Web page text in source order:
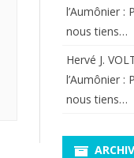
l’Aumônier :
nous tiens…
Hervé J.
l’Aumônier :
nous tiens…